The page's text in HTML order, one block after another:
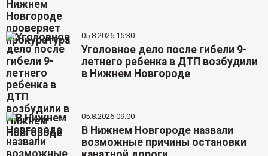
05.8.2026 15:30
Уголовное дело после гибели 9-
летнего ребенка в ДТП возбудили
в Нижнем Новгороде
05.8.2026 09:00
В Нижнем Новгороде назвали
возможные причины остановки